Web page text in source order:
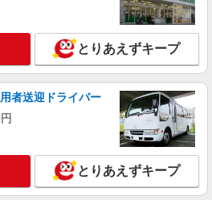
とりあえずキープ
者送迎ドライバー
とりあえずキープ